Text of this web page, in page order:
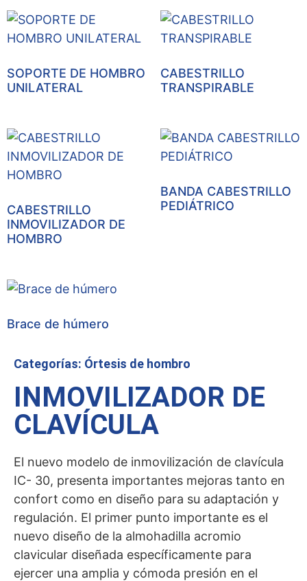
SOPORTE DE HOMBRO
UNILATERAL
CABESTRILLO
TRANSPIRABLE
CABESTRILLO
INMOVILIZADOR DE
HOMBRO
BANDA CABESTRILLO
PEDIÁTRICO
Brace de húmero
Categorías: Órtesis de hombro
INMOVILIZADOR DE
CLAVÍCULA
El nuevo modelo de inmovilización de clavícula
IC- 30, presenta importantes mejoras tanto en
confort como en diseño para su adaptación y
regulación. El primer punto importante es el
nuevo diseño de la almohadilla acromio
clavicular diseñada específicamente para
ejercer una amplia y cómoda presión en el